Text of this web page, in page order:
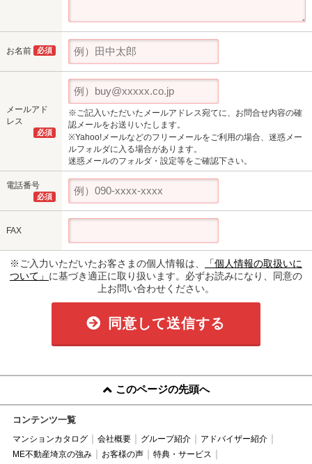
お名前 必須
メールアド
レス
必須
※ご記入いただいたメールアドレス宛てに、お問合せ内容の確
認メールをお送りいたします。
※Yahoo!メールなどのフリーメールをご利用の場合、迷惑メー
ルフォルダに入る場合があります。
迷惑メールのフォルダ・設定等をご確認下さい。
電話番号
必須
FAX
※ご入力いただいたお客さまの個人情報は、
「個人情報の取扱いに
ついて」 に基づき適正に取り扱います。必ずお読みになり、同意の
上お問い合わせください。
同意して送信する
このページの先頭へ
コンテンツ一覧
マンションカタログ 会社概要 グループ紹介
アドバイザー紹介
ME不動産埼京の強み
お客様の声
特典・サービス